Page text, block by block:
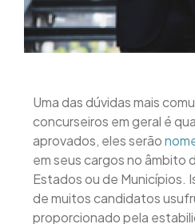
Uma das dúvidas mais
concurseiros em geral é
aprovados, eles serão
em seus cargos no âmbito
Estados ou de Municípios.
de muitos candidatos
proporcionado pela